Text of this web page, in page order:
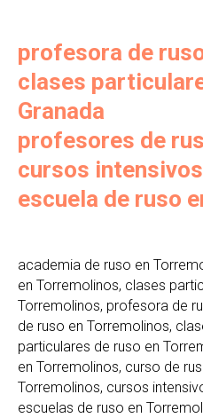
profesora de
clases
Granada
profesores de
cursos
escuela de ruso
academia de ruso en
en Torremolinos, clases
Torremolinos, profesora de
de ruso en Torremolinos,
particulares de ruso en
en Torremolinos, curso de
Torremolinos, cursos
escuelas de ruso en